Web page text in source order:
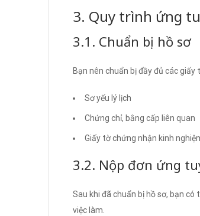
3. Quy trình ứng
3.1. Chuẩn bị hồ sơ
Bạn nên chuẩn bị đầy đủ các
Sơ yếu lý lịch
Chứng chỉ, bằng cấp liên quan
Giấy tờ chứng nhận kinh
3.2. Nộp đơn ứng
Sau khi đã chuẩn bị hồ sơ, bạn
việc làm.